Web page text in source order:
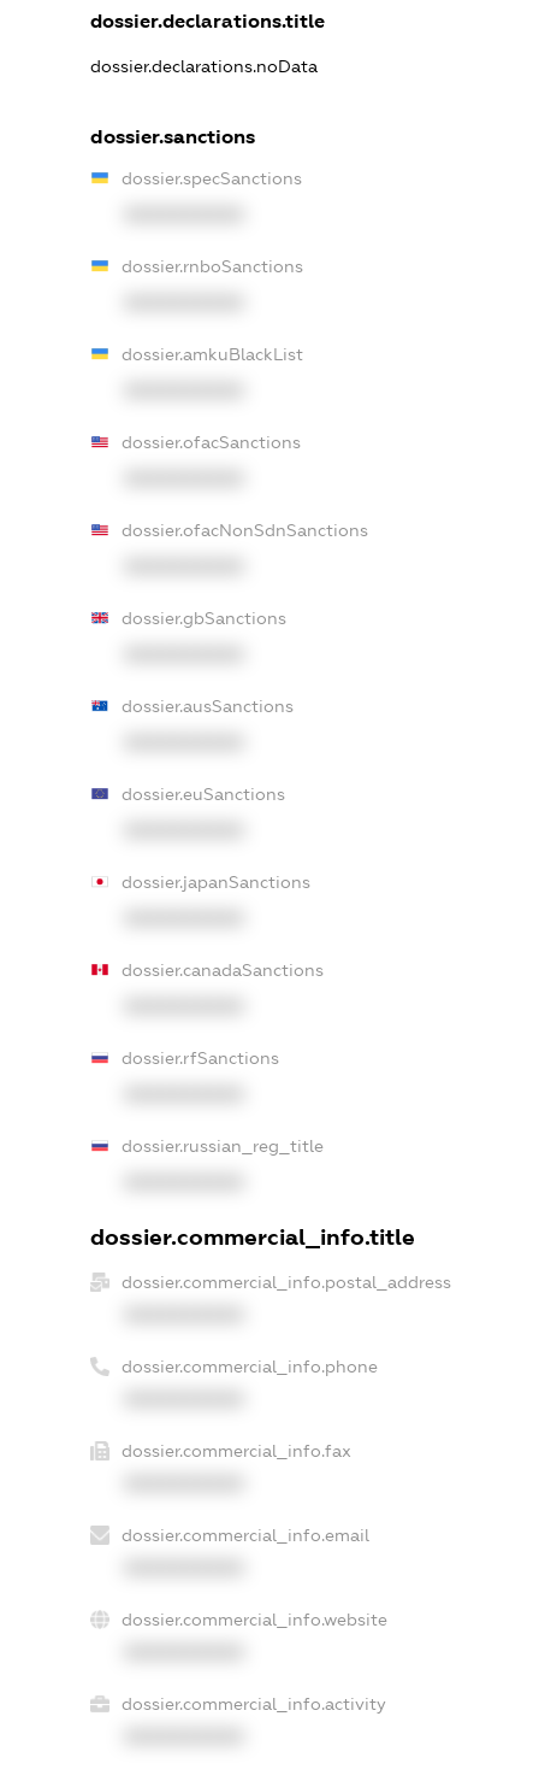
dossier.declarations.title
dossier.declarations.noData
dossier.sanctions
dossier.specSanctions
dossier.rnboSanctions
dossier.amkuBlackList
dossier.ofacSanctions
dossier.ofacNonSdnSanctions
dossier.gbSanctions
dossier.ausSanctions
dossier.euSanctions
dossier.japanSanctions
dossier.canadaSanctions
dossier.rfSanctions
dossier.russian_reg_title
dossier.commercial_info.title
dossier.commercial_info.postal_address
dossier.commercial_info.phone
dossier.commercial_info.fax
dossier.commercial_info.email
dossier.commercial_info.website
dossier.commercial_info.activity